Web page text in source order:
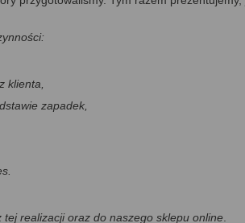
klienta,
zapadek,
tej realizacjioraz do naszego sklepu online.